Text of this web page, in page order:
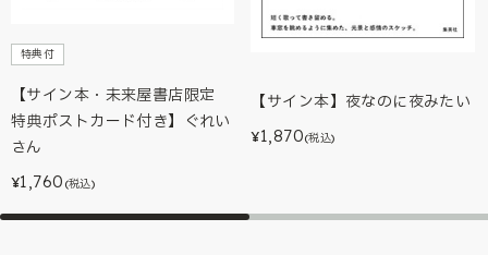
特典付
【サイン本・未来屋書店限定
特典ポストカード付き】ぐれい
さん
¥1,760 (税込)
【サイン本】夜なのに夜みたい
¥1,870(税込)